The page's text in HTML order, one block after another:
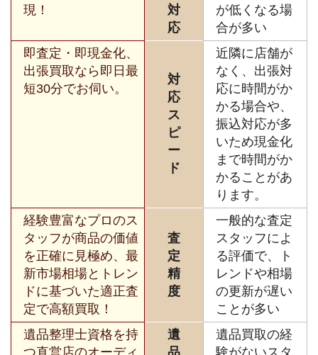
現！
対
応
が低くなる場
合が多い
即査定・即現金化、
出張買取なら即日最
短30分でお伺い。
対
応
ス
ピ
ー
ド
近隣に店舗が
なく、出張対
応に時間がか
かる場合や、
振込対応が多
いため現金化
まで時間がか
かることがあ
ります。
経験豊富なプロのス
タッフが商品の価値
を正確に見極め、最
新市場相場とトレン
ドに基づいた適正査
定で高額買取！
査
定
精
度
一般的な査定
スタッフによ
る評価で、ト
レンドや相場
の更新が遅い
ことが多い
遺品整理士資格を持
つ直営店のオーディ
遺
品
遺品買取の経
験がないスタ